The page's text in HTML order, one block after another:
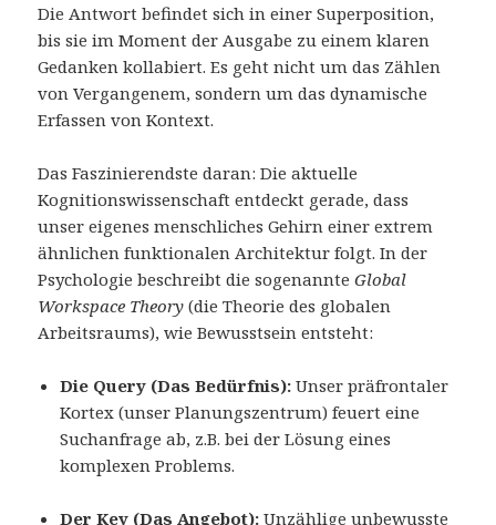
Die Antwort befindet sich in einer Superposition,
bis sie im Moment der Ausgabe zu einem klaren
Gedanken kollabiert. Es geht nicht um das Zählen
von Vergangenem, sondern um das dynamische
Erfassen von Kontext.
Das Faszinierendste daran: Die aktuelle
Kognitionswissenschaft entdeckt gerade, dass
unser eigenes menschliches Gehirn einer extrem
ähnlichen funktionalen Architektur folgt. In der
Psychologie beschreibt die sogenannteGlobal
Workspace Theory (die Theorie des globalen
Arbeitsraums), wie Bewusstsein entsteht:
Die Query (Das Bedürfnis): Unser präfrontaler
Kortex (unser Planungszentrum) feuert eine
Suchanfrage ab, z.B. bei der Lösung eines
komplexen Problems.
Der Key (Das Angebot): Unzählige unbewusste